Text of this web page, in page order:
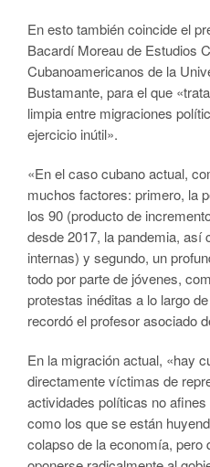
En esto también coincide el
Bacardí Moreau de Estudios
Cubanoamericanos de la
Bustamante, para el que
limpia entre migraciones
ejercicio inútil».
«En el caso cubano actual,
muchos factores: primero, la
los 90 (producto de
desde 2017, la pandemia, así
internas) y segundo, un
todo por parte de jóvenes,
protestas inéditas a lo largo
recordó el profesor asociado
En la migración actual, «hay
directamente víctimas de
actividades políticas no
como los que se están
colapso de la economía, pero